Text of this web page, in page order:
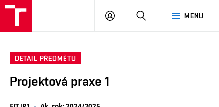
MENU
PŘIHLÁSIT
DETAIL PŘEDMĚTU
Projektová praxe 1